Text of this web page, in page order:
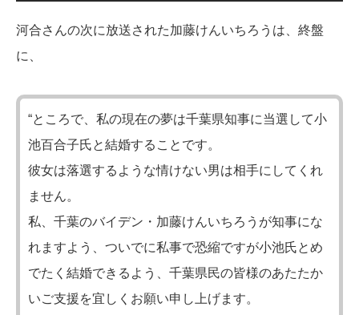
河合さんの次に放送された加藤けんいちろうは、終盤
に、
“ところで、私の現在の夢は千葉県知事に当選して小
池百合子氏と結婚することです。
彼女は落選するような情けない男は相手にしてくれ
ません。
私、千葉のバイデン・加藤けんいちろうが知事にな
れますよう、ついでに私事で恐縮ですが小池氏とめ
でたく結婚できるよう、千葉県民の皆様のあたたか
いご支援を宜しくお願い申し上げます。